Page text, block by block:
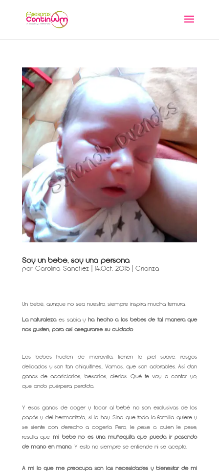
Soy un bebé, soy una persona
por Carolina Sanchez| 14,Oct, 2015| Crianza
Un bebé, aunque no sea nuestro, siempre inspira mucha ternura.
La naturalezaes sabia yha hecho a los bebés de tal manera que
nos gusten, para así asegurarse su cuidado.
Los bebés huelen de maravilla, tienen la piel suave, rasgos
delicados y son tan chiquitines… Vamos, que son adorables. Así dan
ganas de acariciarlos, besarlos, olerlos. Qué te voy a contar yo,
que ando puérpera perdida.
Y esas ganas de coger y tocar al bebé no son exclusivas de los
papás y del hermanito/a, si lo hay. Sino que toda la familia quiere y
se siente con derecho a cogerlo. Pero, le pese a quien le pese,
resulta que mi bebé no es una muñequita que pueda ir pasando
de mano en mano. Y esto no siempre se entiende ni se acepta.
A mi lo que me preocupa son las necesidades y bienestar de mi